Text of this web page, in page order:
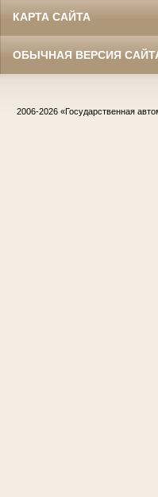
КАРТА САЙТА
ОБЫЧНАЯ ВЕРСИЯ
2006-2026 «Государственная